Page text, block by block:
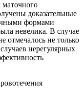
доказательные
формами
невелика. В случае
отмечалось не только
нерегулярных